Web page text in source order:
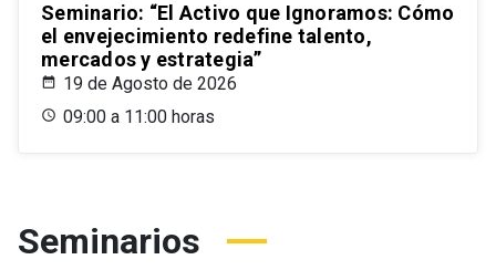
Seminario: “El Activo que Ignoramos: Cómo
el envejecimiento redefine talento,
mercados y estrategia”
19 de Agosto de 2026
09:00 a 11:00 horas
Seminarios